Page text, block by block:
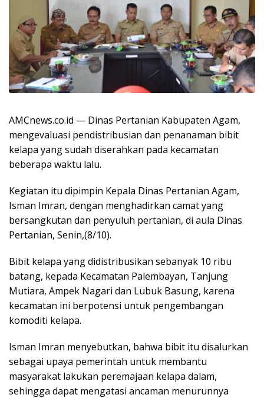
AMCnews.co.id — Dinas Pertanian Kabupaten Agam,
mengevaluasi pendistribusian dan penanaman bibit
kelapa yang sudah diserahkan pada kecamatan
beberapa waktu lalu.
Kegiatan itu dipimpin Kepala Dinas Pertanian Agam,
Isman Imran, dengan menghadirkan camat yang
bersangkutan dan penyuluh pertanian, di aula Dinas
Pertanian, Senin,(8/10).
Bibit kelapa yang didistribusikan sebanyak 10 ribu
batang, kepada Kecamatan Palembayan, Tanjung
Mutiara, Ampek Nagari dan Lubuk Basung, karena
kecamatan ini berpotensi untuk pengembangan
komoditi kelapa.
Isman Imran menyebutkan, bahwa bibit itu disalurkan
sebagai upaya pemerintah untuk membantu
masyarakat lakukan peremajaan kelapa dalam,
sehingga dapat mengatasi ancaman menurunnya